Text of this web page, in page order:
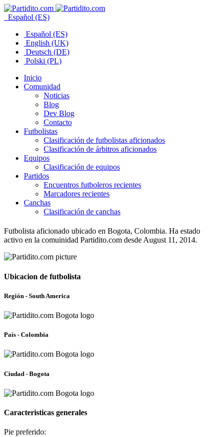
Español (ES)
Español (ES)
English (UK)
Deutsch (DE)
Polski (PL)
Inicio
Comunidad
Noticias
Blog
Dev Blog
Contacto
Futbolistas
Clasificación de futbolistas aficionados
Clasificación de árbitros aficionados
Equipos
Clasificación de equipos
Partidos
Encuentros futboleros recientes
Marcadores recientes
Canchas
Clasificación de canchas
Futbolista aficionado ubicado en Bogota, Colombia. Ha estado
activo en la comuinidad Partidito.com desde August 11, 2014.
Ubicacion de futbolista
Región - South America
País - Colombia
Ciudad - Bogota
Caracteristicas generales
Pie preferido: